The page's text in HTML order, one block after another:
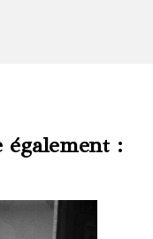
également :